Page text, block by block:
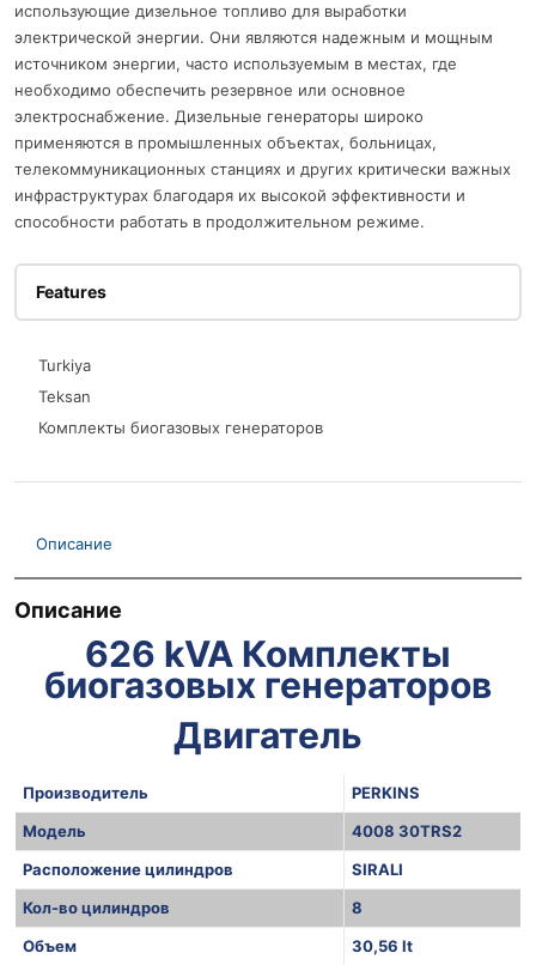
использующие дизельное топливо для выработки
электрической энергии. Они являются надежным и мощным
источником энергии, часто используемым в местах, где
необходимо обеспечить резервное или основное
электроснабжение. Дизельные генераторы широко
применяются в промышленных объектах, больницах,
телекоммуникационных станциях и других критически важных
инфраструктурах благодаря их высокой эффективности и
способности работать в продолжительном режиме.
Features
Turkiya
Teksan
Комплекты биогазовых генераторов
Описание
Описание
626 kVA Комплекты
биогазовых генераторов
Двигатель
Производитель
PERKINS
Модель
4008 30TRS2
Расположение цилиндров
SIRALI
Кол-во цилиндров
8
Объем
30,56 lt